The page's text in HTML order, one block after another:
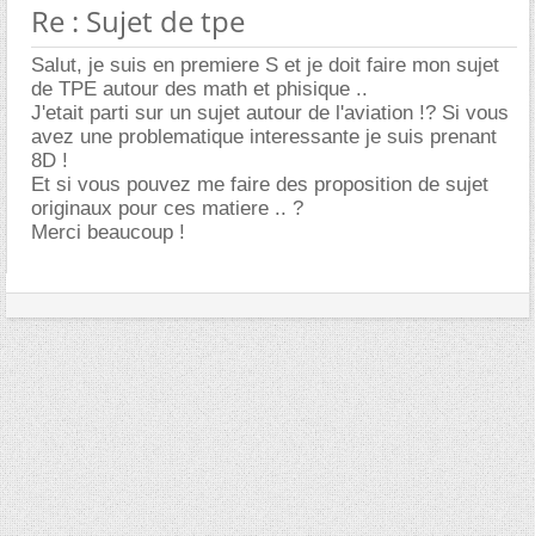
Re : Sujet de tpe
Salut, je suis en premiere S et je doit faire mon sujet
de TPE autour des math et phisique ..
J'etait parti sur un sujet autour de l'aviation !? Si vous
avez une problematique interessante je suis prenant
8D !
Et si vous pouvez me faire des proposition de sujet
originaux pour ces matiere .. ?
Merci beaucoup !